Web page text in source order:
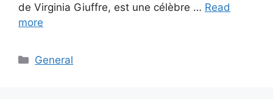
de Virginia Giuffre, est une célèbre … Read
more
Categories
General